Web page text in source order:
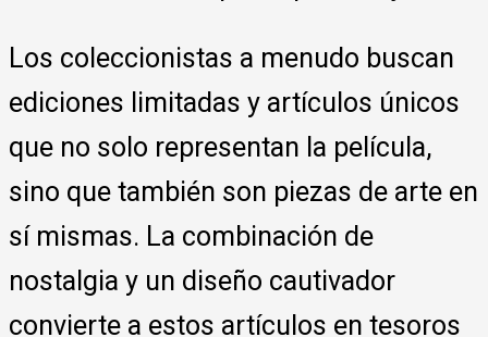
Los coleccionistas a menudo buscan
ediciones limitadas y artículos únicos
que no solo representan la película,
sino que también son piezas de arte en
sí mismas. La combinación de
nostalgia y un diseño cautivador
convierte a estos artículos en tesoros